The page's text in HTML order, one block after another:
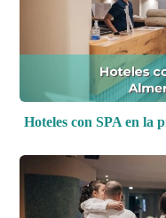
Hoteles con SPA en la